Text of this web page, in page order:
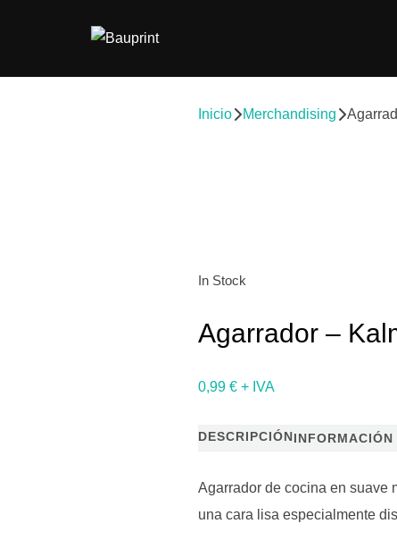
Inicio Merchandising
In Stock
Agarrador –
0,99 € + IVA
DESCRIPCIÓN
Agarrador de cocina en suave
una cara lisa especialmente